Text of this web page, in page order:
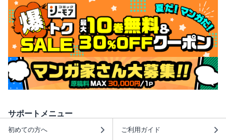
サポートメニュー
初めての方へ ご利用ガイド